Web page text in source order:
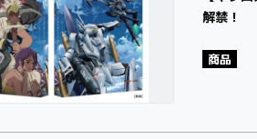
解禁！
商品